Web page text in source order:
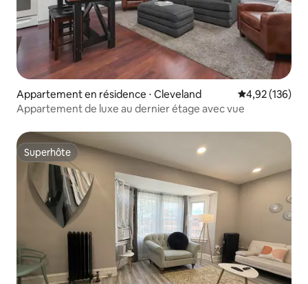
Appartement en résidence ⋅ Cleveland Évaluation
4,92 (136)
Appartement de luxe au dernier étage avec vue
Superhôte
Superhôte